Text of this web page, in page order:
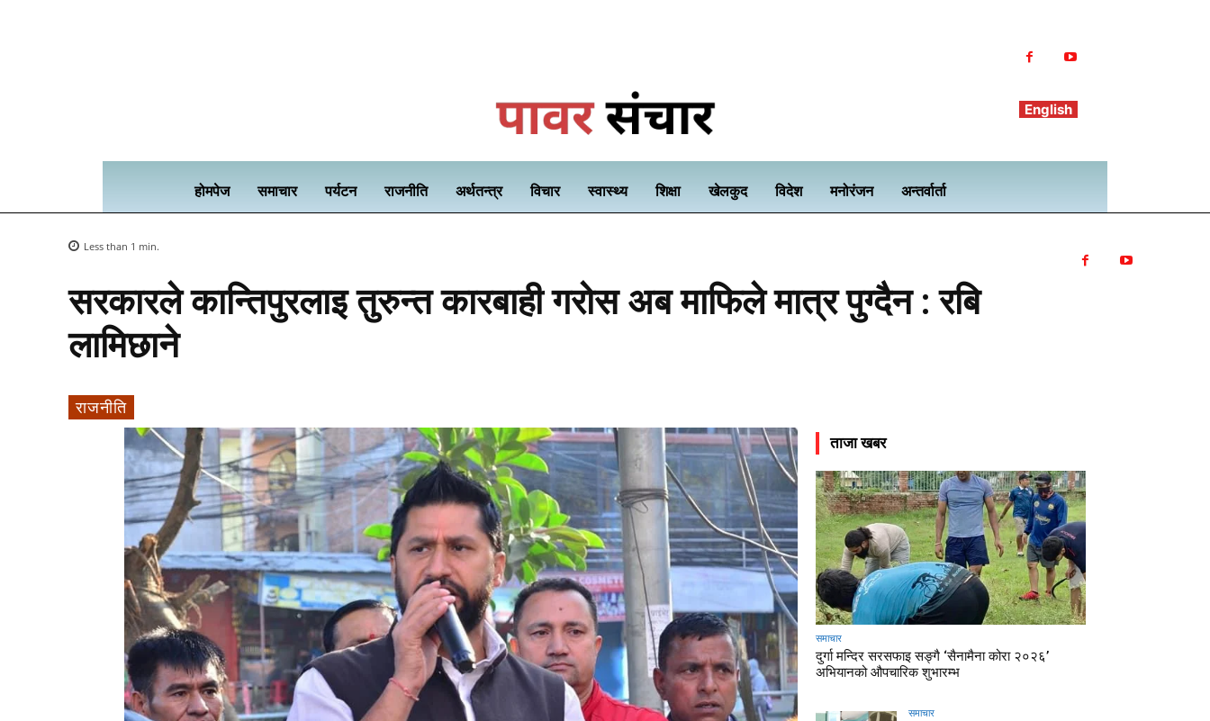
English
होमपेज समाचार पर्यटन राजनीति अर्थतन्त्र विचार स्वास्थ्य शिक्षा खेलकुद विदेश मनोरंजन अन्तर्वार्ता
Less than 1 min.
सरकारले कान्तिपुरलाइ तुरुन्त कारबाही गरोस अब माफिले मात्र पुग्दैन : रबि
लामिछाने
राजनीति
ताजा खबर
समाचार
दुर्गा मन्दिर सरसफाइ सङ्गै ‘सैनामैना कोरा २०२६’
अभियानको औपचारिक शुभारम्भ
समाचार